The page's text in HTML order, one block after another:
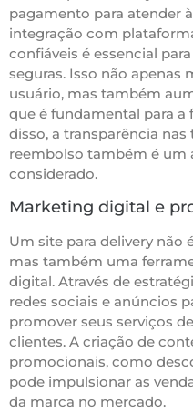
pagamento para atender
integração com
confiáveis é essencial
seguras. Isso não apenas
usuário, mas também
que é fundamental para a
disso, a transparência
reembolso também é um
considerado.
Marketing digital e
Um site para delivery não
mas também uma
digital. Através de
redes sociais e anúncios
promover seus serviços
clientes. A criação de
promocionais, como
pode impulsionar as
da marca no mercado.